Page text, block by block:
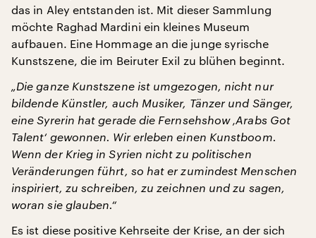
das in Aley entstanden ist. Mit dieser Sammlung
möchte Raghad Mardini ein kleines Museum
aufbauen. Eine Hommage an die junge syrische
Kunstszene, die im Beiruter Exil zu blühen beginnt.
„Die ganze Kunstszene ist umgezogen, nicht nur
bildende Künstler, auch Musiker, Tänzer und Sänger,
eine Syrerin hat gerade die Fernsehshow ‚Arabs Got
Talent‘ gewonnen. Wir erleben einen Kunstboom.
Wenn der Krieg in Syrien nicht zu politischen
Veränderungen führt, so hat er zumindest Menschen
inspiriert, zu schreiben, zu zeichnen und zu sagen,
woran sie glauben.“
Es ist diese positive Kehrseite der Krise, an der sich